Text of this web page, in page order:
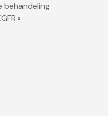
behandeling